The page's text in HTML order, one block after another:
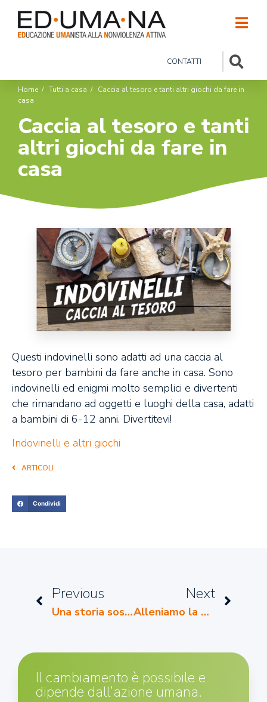
CONTATTI
Home / Tutti a casa / Caccia al tesoro e tanti altri giochi da fare in
casa
Caccia al tesoro e tanti
altri giochi da fare in
casa
ARTICOLI
Condividi
Questi indovinelli sono adatti ad una caccia al
tesoro per bambini da fare anche in casa. Sono
indovinelli ed enigmi molto semplici e divertenti
che rimandano ad oggetti e luoghi della casa, adatti
a bambini di 6-12 anni. Divertitevi!
Indovinelli e altri giochi
Previous
Una storia sospesa
Next
Alleniamo la mente: giocare in casa
Il cambiamento è possibile e
dipende dall’azione umana.